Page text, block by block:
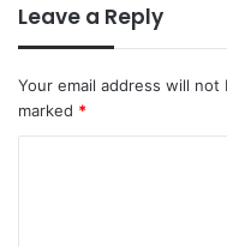
Leave a Reply
Your email address will not
marked *